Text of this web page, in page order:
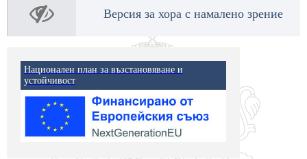
Версия за хора с намалено зрение
Национален план за възстановяване и
устойчивост